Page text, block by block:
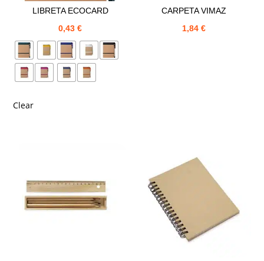
LIBRETA ECOCARD
0,43€
Clear
CARPETA VIMAZ
1,84 €